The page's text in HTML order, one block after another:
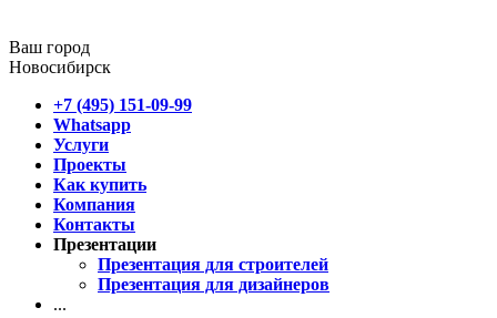
Ваш город
Новосибирск
+7 (495) 151-09-99
Whatsapp
Услуги
Проекты
Как купить
Компания
Контакты
Презентации
Презентация для строителей
Презентация для дизайнеров
...